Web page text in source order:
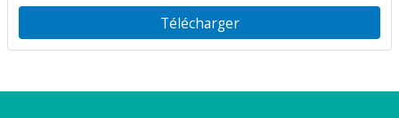
Télécharger